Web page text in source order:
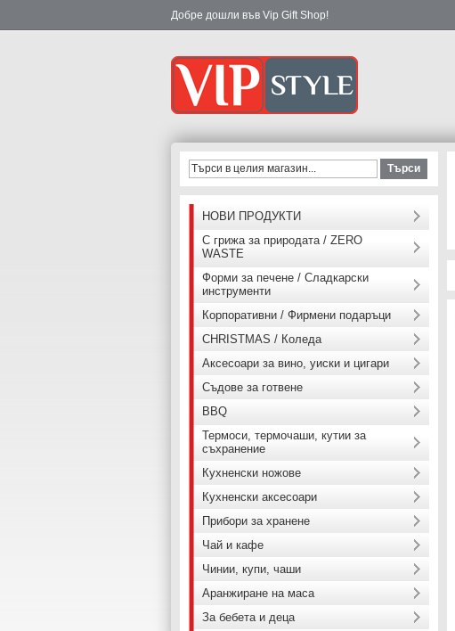
Добре дошли във Vip Gift Shop!
Търси
НОВИ ПРОДУКТИ
С грижа за природата / ZERO
WASTE
Форми за печене / Сладкарски
инструменти
Корпоративни / Фирмени подаръци
CHRISTMAS / Коледа
Аксесоари за вино, уиски и цигари
Съдове за готвене
BBQ
Термоси, термочаши, кутии за
съхранение
Кухненски ножове
Кухненски аксесоари
Прибори за хранене
Чай и кафе
Чинии, купи, чаши
Аранжиране на маса
За бебета и деца